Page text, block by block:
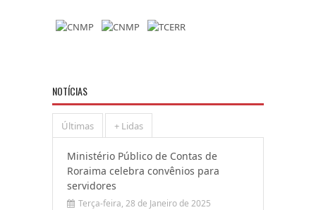
NOTÍCIAS
Últimas + Lidas
Ministério Público de Contas de
Roraima celebra convênios para
servidores
Terça-feira, 28 de Janeiro de 2025